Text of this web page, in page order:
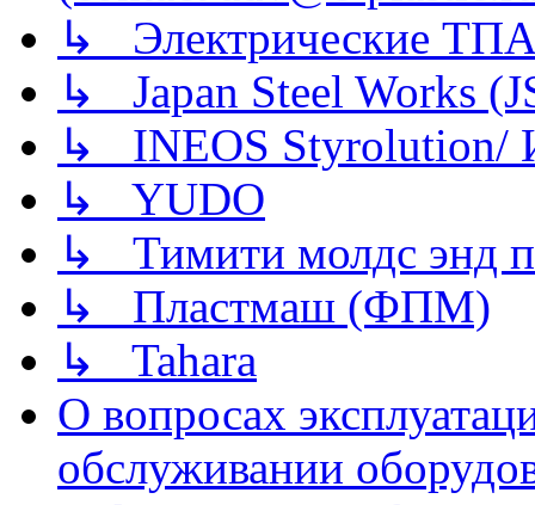
↳ Электрические
↳ Japan Steel Works
↳ INEOS
↳ YUDO
↳ Тимити молдс энд
↳ Пластмаш (ФПМ)
↳ Tahara
О вопросах
обслуживании